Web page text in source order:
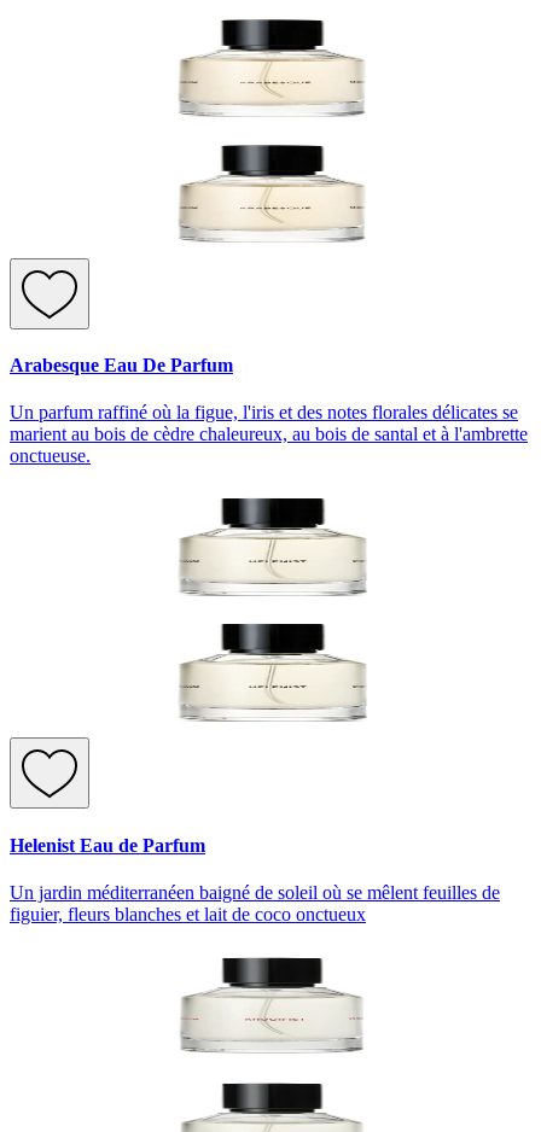
Arabesque Eau De Parfum
Un parfum raffiné où la figue, l'iris et des notes florales délicates se
marient au bois de cèdre chaleureux, au bois de santal et à l'ambrette
onctueuse.
Helenist Eau de Parfum
Un jardin méditerranéen baigné de soleil où se mêlent feuilles de
figuier, fleurs blanches et lait de coco onctueux